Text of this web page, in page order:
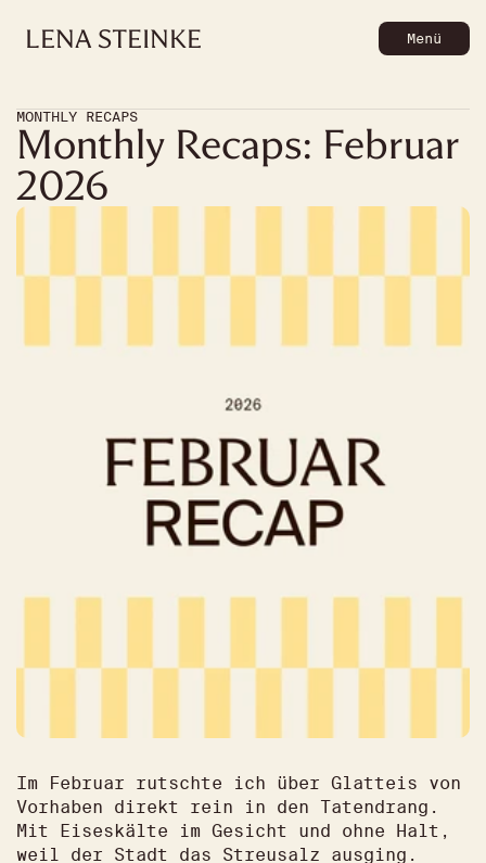
MONTHLY RECAPS
Monthly Recaps: Februar
2026
Im Februar rutschte ich über Glatteis von
Vorhaben direkt rein in den Tatendrang.
Mit Eiseskälte im Gesicht und ohne Halt,
weil der Stadt das Streusalz ausging.
LENA STEINKE Menü